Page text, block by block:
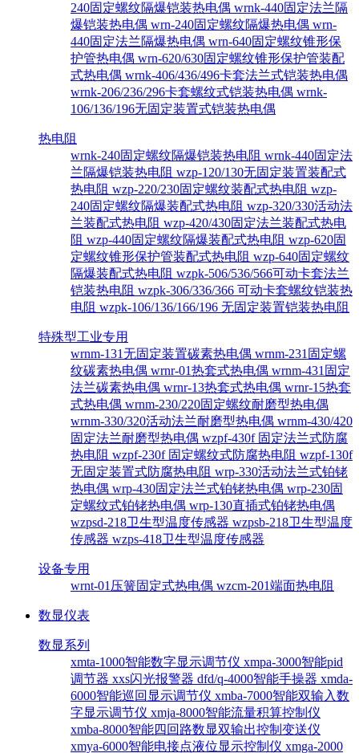
240固定螺纹隔爆铠装热电偶 wrnk-440固定法兰隔
爆铠装热电偶 wrn-240固定螺纹隔爆热电偶 wrn-
440固定法兰隔爆热电偶 wrn-640固定螺纹锥形保
护管热电偶 wrn-620/630固定螺纹锥形保护管装配
式热电偶 wrnk-406/436/496卡套法兰式铠装热电偶
wrnk-206/236/296卡套螺纹式铠装热电偶 wrnk-
106/136/196无固定装置式铠装热电偶
热电阻
wrnk-240固定螺纹隔爆铠装热电阻 wrnk-440固定法
兰隔爆铠装热电阻 wzp-120/130无固定装置装配式
热电阻 wzp-220/230固定螺纹装配式热电阻 wzp-
240固定螺纹隔爆装配式热电阻 wzp-320/330活动法
兰装配式热电阻 wzp-420/430固定法兰装配式热电
阻 wzp-440固定螺纹隔爆装配式热电阻 wzp-620固
定螺纹锥形保护管装配式热电阻 wzp-640固定螺纹
隔爆装配式热电阻 wzpk-506/536/566可动卡套法兰
铠装热电阻 wzpk-306/336/366 可动卡套螺纹铠装热
电阻 wzpk-106/136/166/196 无固定装置铠装热电阻
特殊型工业专用
wrnm-131无固定装置碳素热电偶 wrnm-231固定螺
纹碳素热电偶 wrnr-01热套式热电偶 wrnm-431固定
法兰碳素热电偶 wrnr-13热套式热电偶 wrnr-15热套
式热电偶 wrnm-230/220固定螺纹耐磨型热电偶
wrnm-330/320活动法兰耐磨型热电偶 wrnm-430/420
固定法兰耐磨型热电偶 wzpf-430f 固定法兰式防腐
热电阻 wzpf-230f 固定螺纹式防腐热电阻 wzpf-130f
无固定装置式防腐热电阻 wrp-330活动法兰式铂铑
热电偶 wrp-430固定法兰式铂铑热电偶 wrp-230固
定螺纹式铂铑热电偶 wrp-130直插式铂铑热电偶
wzpsd-218卫生型温度传感器 wzpsb-218卫生型温度
传感器 wzps-418卫生型温度传感器
设备专用
wrnt-01压簧固定式热电偶 wzcm-201端面热电阻
数显仪表
数显系列
xmta-1000智能数字显示调节仪 xmpa-3000智能pid
调节器 xxs闪光报警器 dfd/q-4000智能手操器 xmda-
6000智能巡回显示调节仪 xmba-7000智能双输入数
字显示调节仪 xmja-8000智能流量积算控制仪
xmba-8000智能四回路数显双输出控制变送仪
xmya-6000智能电接点液位显示控制仪 xmga-2000